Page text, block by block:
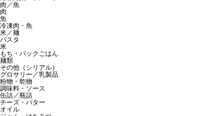
肉／魚
肉
魚
冷凍肉・魚
米／麺
パスタ
米
もち・パックごはん
麺類
その他（シリアル）
グロサリー／乳製品
粉物・乾物
調味料・ソース
缶詰／瓶詰
チーズ・バター
オイル